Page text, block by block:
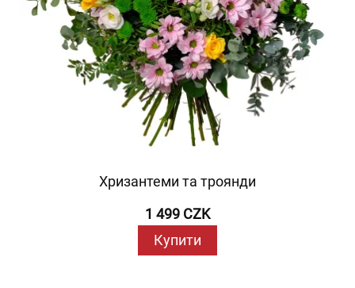
Хризантеми та троянди
1 499 CZK
Купити